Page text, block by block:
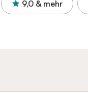
9,0 & mehr